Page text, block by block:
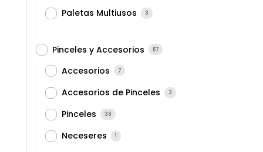
Paletas Multiusos 3
Pinceles y Accesorios 57
Accesorios 7
Accesorios de Pinceles 3
Pinceles 38
Neceseres 1